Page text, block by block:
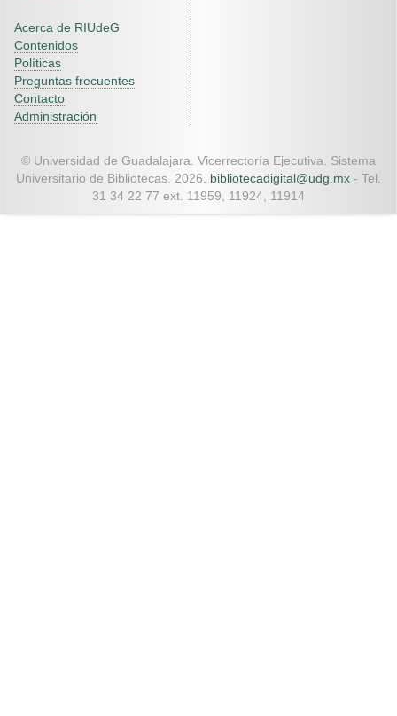
Acerca de RIUdeG
Contenidos
Políticas
Preguntas frecuentes
Contacto
Administración
© Universidad de Guadalajara. Vicerrectoría Ejecutiva. Sistema
Universitario de Bibliotecas. 2026. bibliotecadigital@udg.mx - Tel.
31 34 22 77 ext. 11959, 11924, 11914